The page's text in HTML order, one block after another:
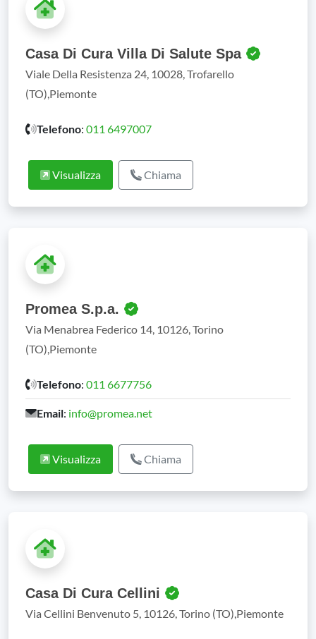
Casa Di Cura Villa Di Salute Spa
Viale Della Resistenza 24, 10028, Trofarello
(TO),Piemonte
Telefono: 011 6497007
Visualizza Chiama
Promea S.p.a.
Via Menabrea Federico 14, 10126, Torino
(TO),Piemonte
Telefono: 011 6677756
Email: info@promea.net
Visualizza Chiama
Casa Di Cura Cellini
Via Cellini Benvenuto 5, 10126, Torino (TO),Piemonte